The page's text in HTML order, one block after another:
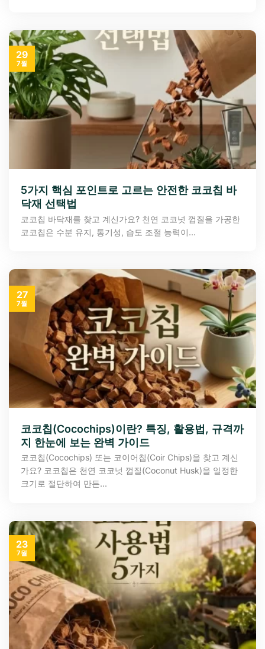
5가지 핵심 포인트로 고르는 안전한 코코칩 바
닥재 선택법
코코칩 바닥재를 찾고 계신가요? 천연 코코넛 껍질을 가공한
코코칩은 수분 유지, 통기성, 습도 조절 능력이...
29
7월
코코칩(Cocochips)이란? 특징, 활용법, 규격까
지 한눈에 보는 완벽 가이드
코코칩(Cocochips) 또는 코이어칩(Coir Chips)을 찾고 계신
가요? 코코칩은 천연 코코넛 껍질(Coconut Husk)을 일정한
크기로 절단하여 만든...
27
7월
23
7월